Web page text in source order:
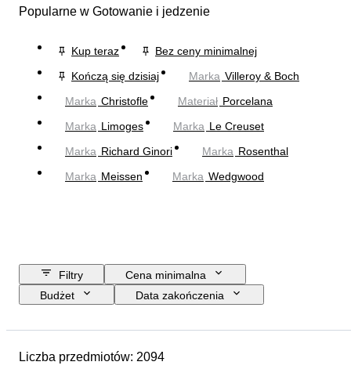
Popularne w Gotowanie i jedzenie
Kup teraz
Bez ceny minimalnej
Kończą się dzisiaj
Marka Villeroy & Boch
Marka Christofle Materiał Porcelana
Marka Limoges Marka Le Creuset
Marka Richard Ginori Marka Rosenthal
Marka Meissen Marka Wedgwood
Filtry
Cena minimalna
Budżet
Data zakończenia
Materiał
Stan
Liczba przedmiotów: 2094